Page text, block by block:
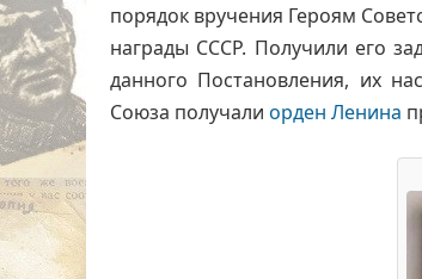
порядок вручения Героям
награды СССР. Получили его
данного Постановления, их
Союза получали орден Ленина